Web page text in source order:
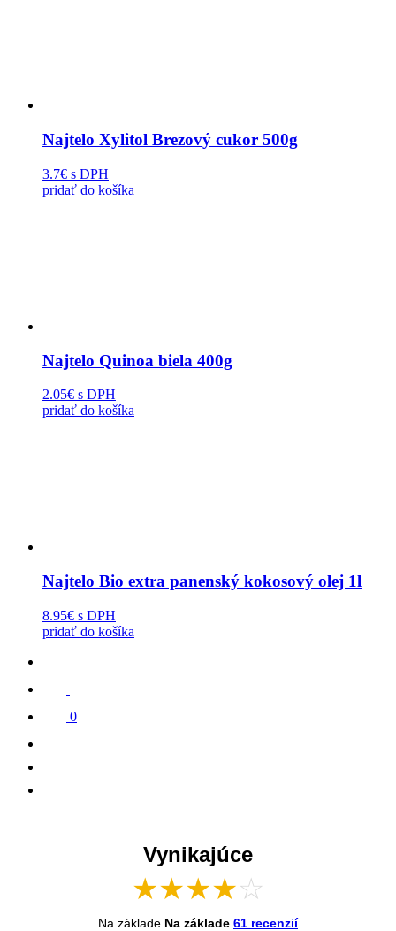
Najtelo Xylitol Brezový cukor 500g
3.7€ s DPH
pridať do košíka
Najtelo Quinoa biela 400g
2.05€ s DPH
pridať do košíka
Najtelo Bio extra panenský kokosový olej 1l
8.95€ s DPH
pridať do košíka
0
Vynikajúce
★★★★☆
Na základe Na základe 61 recenzií